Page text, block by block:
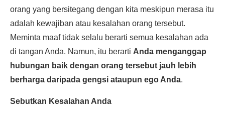
orang yang bersitegang dengan kita meskipun merasa itu
adalah kewajiban atau kesalahan orang tersebut.
Meminta maaf tidak selalu berarti semua kesalahan ada
di tangan Anda. Namun, itu berarti Anda menganggap
hubungan baik dengan orang tersebut jauh lebih
berharga daripada gengsi ataupun ego Anda.
Sebutkan Kesalahan Anda